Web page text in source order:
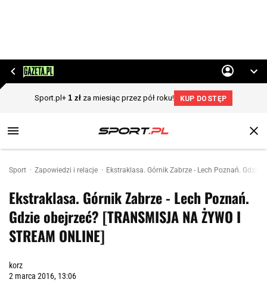
Sport Zapowiedzi i relacje Ekstraklasa. Górnik Zabrze - Lech Poznań. Gdzie
Ekstraklasa. Górnik Zabrze - Lech Poznań.
Gdzie obejrzeć? [TRANSMISJA NA ŻYWO I
STREAM ONLINE]
korz
2 marca 2016, 13:06